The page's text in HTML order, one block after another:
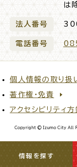
情報を探す
は
法人番号
電話番号
個人情報の取り扱
著作権・免責
アクセシビリティ方
Copyright © Izumo City All